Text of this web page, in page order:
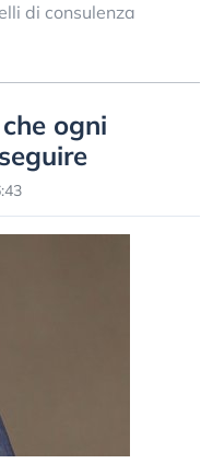
di consulenza
ogni